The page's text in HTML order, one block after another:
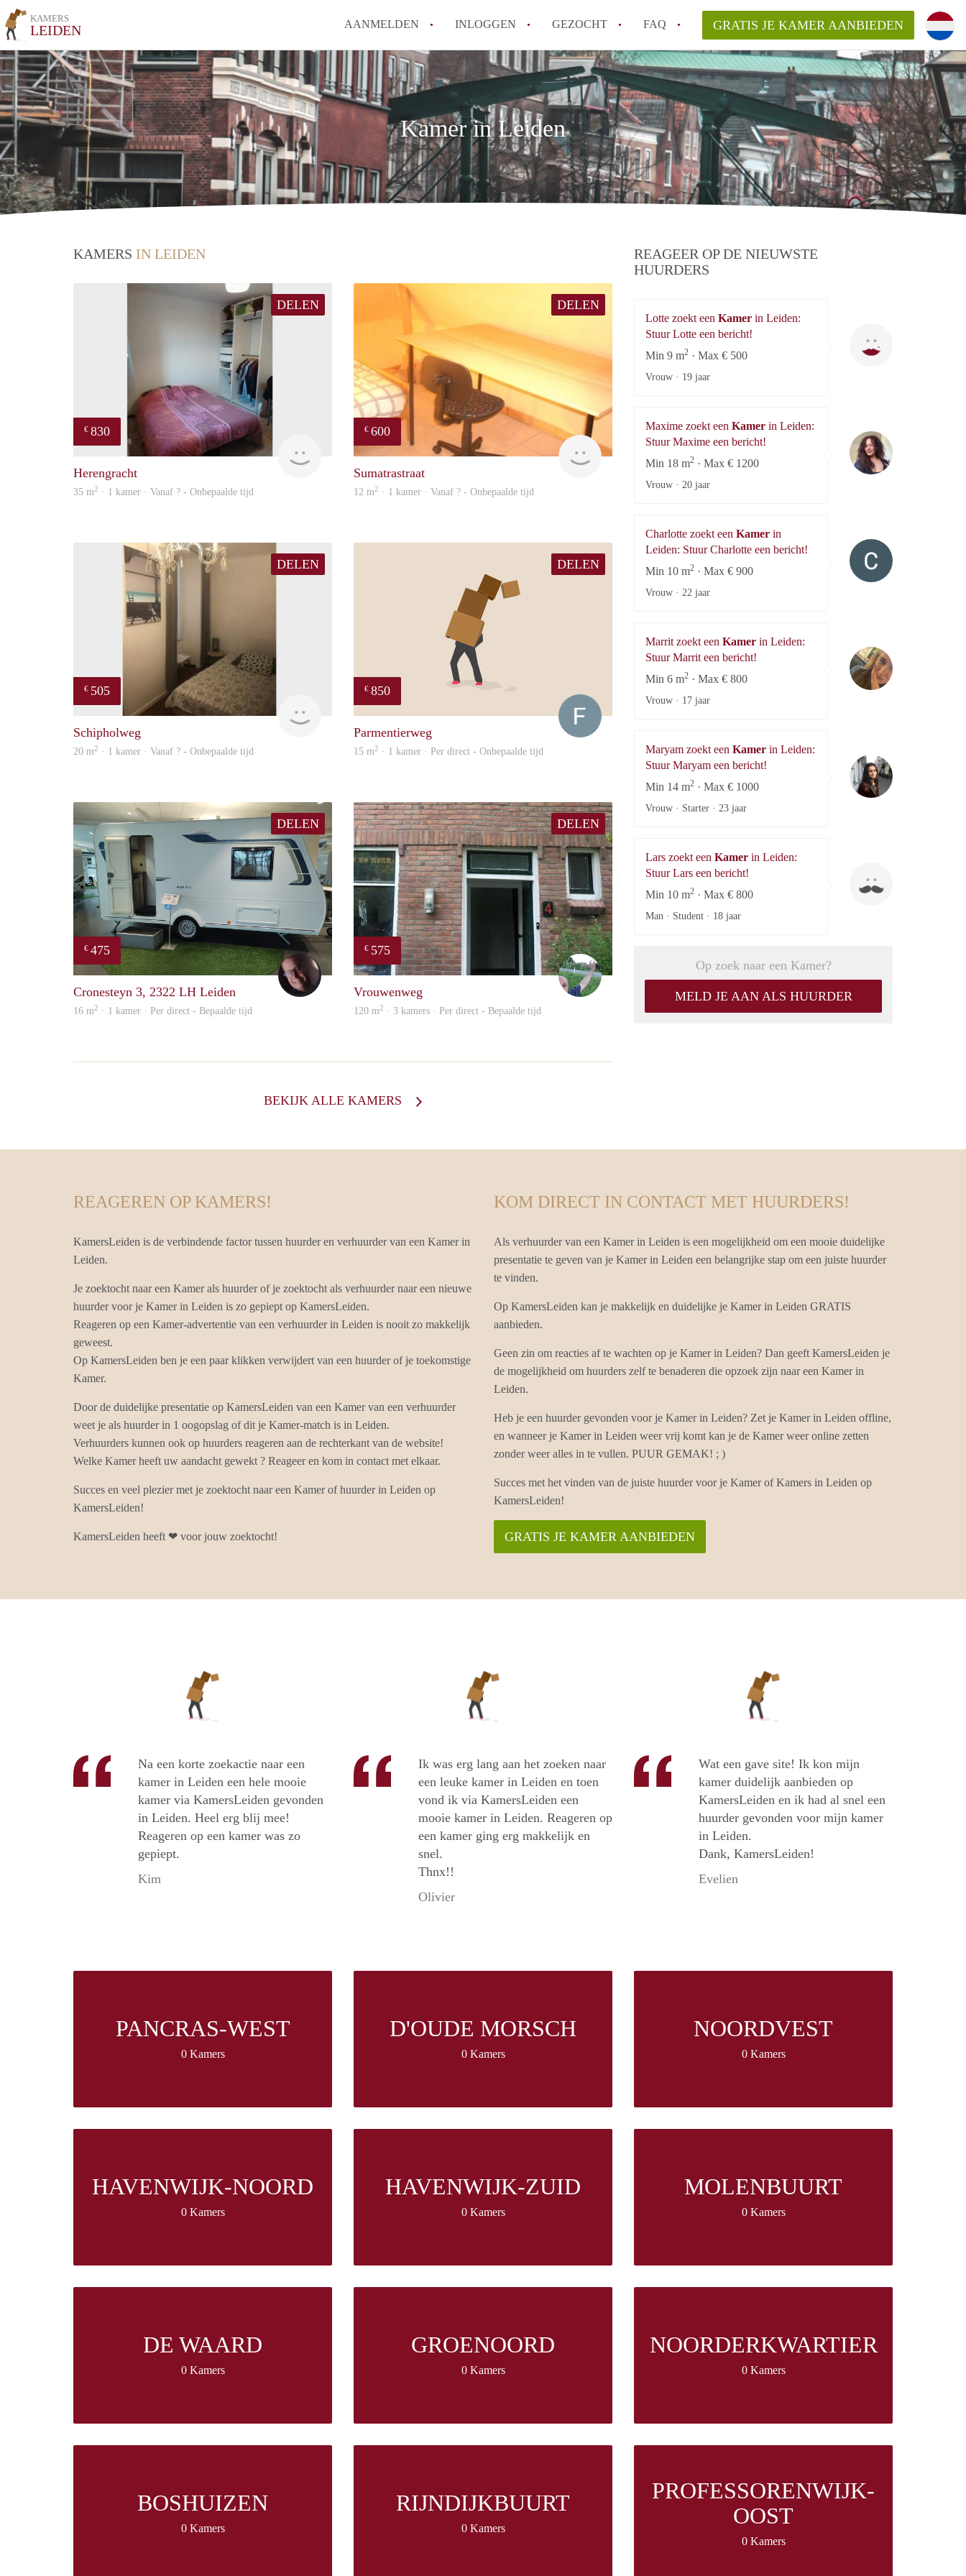
KAMERS
LEIDEN AANMELDEN INLOGGEN GEZOCHT FAQ
Tips: om in Leiden een kamer te vinden!
How to translate KamersLeiden!
Wat is KamersLeiden?
Wat is de privacyverklaring van KamersLeiden?
Berekent KamersLeiden makelaarsvergoeding/bemiddelingsvergoeding?
Alle veelgestelde vragen
GRATIS JE KAMER AANBIEDEN
Kamer in Leiden
KAMERS IN LEIDEN
DELEN
€ 830
Herengracht
35 m2 · 1 kamer · Vanaf ? - Onbepaalde tijd
DELEN
€ 600
finder
Sumatrastraat
12 m2 · 1 kamer · Vanaf ? - Onbepaalde tijd
DELEN
€ 505
Schipholweg
20 m2 · 1 kamer · Vanaf ? - Onbepaalde tijd
DELEN
€ 850
Parmentierweg
15 m2 · 1 kamer · Per direct - Onbepaalde tijd
DELEN
€ 475
Cronesteyn 3, 2322 LH Leiden
16 m2 · 1 kamer · Per direct - Bepaalde tijd
DELEN
€ 575
S.S.
Vrouwenweg
120 m2 · 3 kamers · Per direct - Bepaalde tijd
BEKIJK ALLE KAMERS
REAGEER OP DE NIEUWSTE
HUURDERS
Lotte zoekt een Kamer in Leiden:
Stuur Lotte een bericht!
Min 9 m2 · Max € 500
Vrouw · 19 jaar
Maxime zoekt een Kamer in Leiden:
Stuur Maxime een bericht!
Min 18 m2 · Max € 1200
Vrouw · 20 jaar
Charlotte zoekt een Kamer in
Leiden: Stuur Charlotte een bericht!
Min 10 m2 · Max € 900
Vrouw · 22 jaar
Marrit zoekt een Kamer in Leiden:
Stuur Marrit een bericht!
Min 6 m2 · Max € 800
Vrouw · 17 jaar
Maryam zoekt een Kamer in Leiden:
Stuur Maryam een bericht!
Min 14 m2 · Max € 1000
Vrouw · Starter · 23 jaar
Lars zoekt een Kamer in Leiden:
Stuur Lars een bericht!
Min 10 m2 · Max € 800
Man · Student · 18 jaar
Op zoek naar een Kamer?
MELD JE AAN ALS HUURDER
REAGEREN OP KAMERS!
KamersLeiden is de verbindende factor tussen huurder en verhuurder van een Kamer in
Leiden.
Je zoektocht naar een Kamer als huurder of je zoektocht als verhuurder naar een nieuwe
huurder voor je Kamer in Leiden is zo gepiept op KamersLeiden.
Reageren op een Kamer-advertentie van een verhuurder in Leiden is nooit zo makkelijk
geweest.
Op KamersLeiden ben je een paar klikken verwijdert van een huurder of je toekomstige
Kamer.
Door de duidelijke presentatie op KamersLeiden van een Kamer van een verhuurder
weet je als huurder in 1 oogopslag of dit je Kamer-match is in Leiden.
Verhuurders kunnen ook op huurders reageren aan de rechterkant van de website!
Welke Kamer heeft uw aandacht gewekt ? Reageer en kom in contact met elkaar.
Succes en veel plezier met je zoektocht naar een Kamer of huurder in Leiden op
KamersLeiden!
KamersLeiden heeft ❤ voor jouw zoektocht!
KOM DIRECT IN CONTACT MET HUURDERS!
Als verhuurder van een Kamer in Leiden is een mogelijkheid om een mooie duidelijke
presentatie te geven van je Kamer in Leiden een belangrijke stap om een juiste huurder
te vinden.
Op KamersLeiden kan je makkelijk en duidelijke je Kamer in Leiden GRATIS
aanbieden.
Geen zin om reacties af te wachten op je Kamer in Leiden? Dan geeft KamersLeiden je
de mogelijkheid om huurders zelf te benaderen die opzoek zijn naar een Kamer in
Leiden.
Heb je een huurder gevonden voor je Kamer in Leiden? Zet je Kamer in Leiden offline,
en wanneer je Kamer in Leiden weer vrij komt kan je de Kamer weer online zetten
zonder weer alles in te vullen. PUUR GEMAK! ; )
Succes met het vinden van de juiste huurder voor je Kamer of Kamers in Leiden op
KamersLeiden!
GRATIS JE KAMER AANBIEDEN
Na een korte zoekactie naar een
kamer in Leiden een hele mooie
kamer via KamersLeiden gevonden
in Leiden. Heel erg blij mee!
Reageren op een kamer was zo
gepiept.
Kim
Ik was erg lang aan het zoeken naar
een leuke kamer in Leiden en toen
vond ik via KamersLeiden een
mooie kamer in Leiden. Reageren op
een kamer ging erg makkelijk en
snel.
Thnx!!
Olivier
Wat een gave site! Ik kon mijn
kamer duidelijk aanbieden op
KamersLeiden en ik had al snel een
huurder gevonden voor mijn kamer
in Leiden.
Dank, KamersLeiden!
Evelien
PANCRAS-WEST
0 Kamers
D'OUDE MORSCH
0 Kamers
NOORDVEST
0 Kamers
HAVENWIJK-NOORD
0 Kamers
HAVENWIJK-ZUID
0 Kamers
MOLENBUURT
0 Kamers
DE WAARD
0 Kamers
GROENOORD
0 Kamers
NOORDERKWARTIER
0 Kamers
BOSHUIZEN
0 Kamers
RIJNDIJKBUURT
0 Kamers
PROFESSORENWIJK-
OOST
0 Kamers